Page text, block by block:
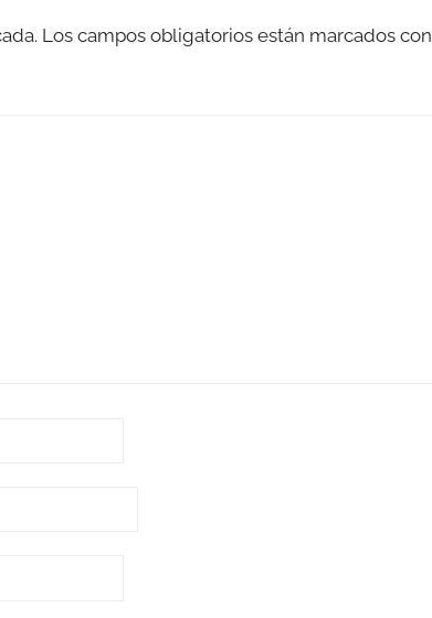
Los campos obligatorios están marcados con